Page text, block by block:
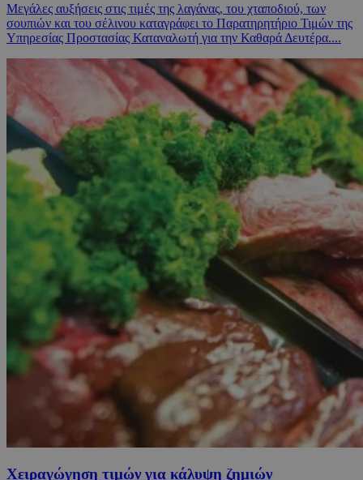
Μεγάλες αυξήσεις στις τιμές της λαγάνας, του χταποδιού, των
σουπιών και του σέλινου καταγράφει το Παρατηρητήριο Τιμών της
Υπηρεσίας Προστασίας Καταναλωτή για την Καθαρά Δευτέρα....
Χειραγώγηση τιμών για κάλυψη ζημιών